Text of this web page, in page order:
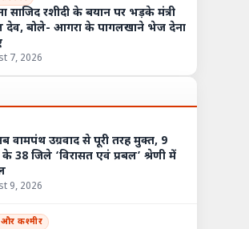
साजिद रशीदी के बयान पर भड़के मंत्री
देव, बोले- आगरा के पागलखाने भेज देना
7, 2026
वामपंथ उग्रवाद से पूरी तरह मुक्त, 9
के 38 जिले ‘विरासत एवं प्रबल’ श्रेणी में
9, 2026
कश्मीर